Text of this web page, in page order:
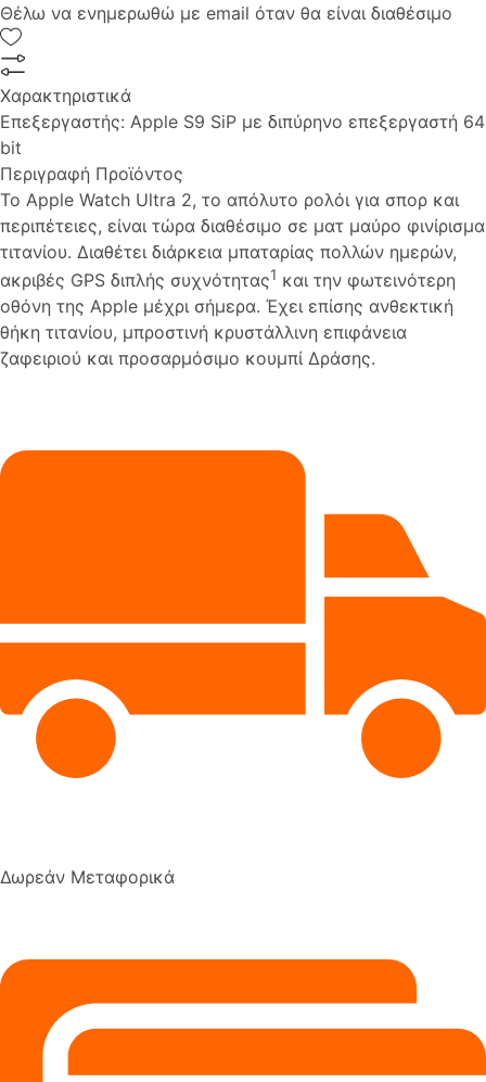
Θέλω να ενημερωθώ με email όταν θα είναι διαθέσιμο
Χαρακτηριστικά
Επεξεργαστής: Apple S9 SiP με διπύρηνο επεξεργαστή 64
bit
Περιγραφή Προϊόντος
Το Apple Watch Ultra 2, το απόλυτο ρολόι για σπορ και
περιπέτειες, είναι τώρα διαθέσιμο σε ματ μαύρο φινίρισμα
τιτανίου. Διαθέτει διάρκεια μπαταρίας πολλών ημερών,
ακριβές GPS διπλής συχνότητας1 και την φωτεινότερη
οθόνη της Apple μέχρι σήμερα. Έχει επίσης ανθεκτική
θήκη τιτανίου, μπροστινή κρυστάλλινη επιφάνεια
ζαφειριού και προσαρμόσιμο κουμπί Δράσης.
Δωρεάν Μεταφορικά